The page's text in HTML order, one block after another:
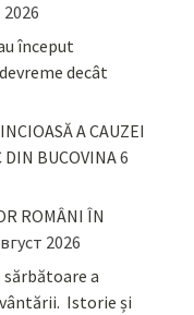
2026
început
decât
A CAUZEI
DIN BUCOVINA6
ROMÂNI ÎN
2026
sărbătoare a
Istorie și